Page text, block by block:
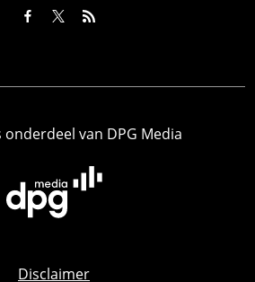
onderdeel van DPG Media
Disclaimer